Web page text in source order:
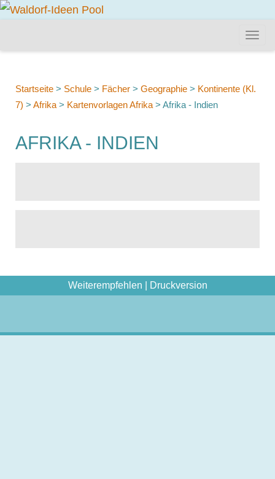
Startseite > Schule > Fächer > Geographie > Kontinente (Kl.
7) > Afrika > Kartenvorlagen Afrika > Afrika - Indien
AFRIKA - INDIEN
Weiterempfehlen Druckversion